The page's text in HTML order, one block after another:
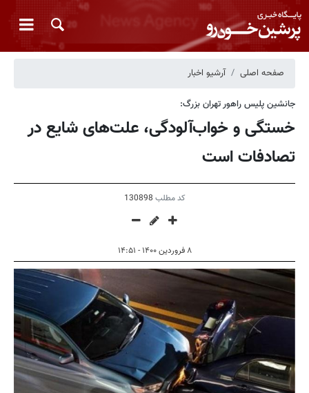
صفحه اصلی آرشیو اخبار
جانشین پلیس راهور تهران بزرگ:
خستگی و خواب‌آلودگی، علت‌های شایع در
تصادفات است
کد مطلب 130898
۸ فروردین ۱۴۰۰ - ۱۴:۵۱